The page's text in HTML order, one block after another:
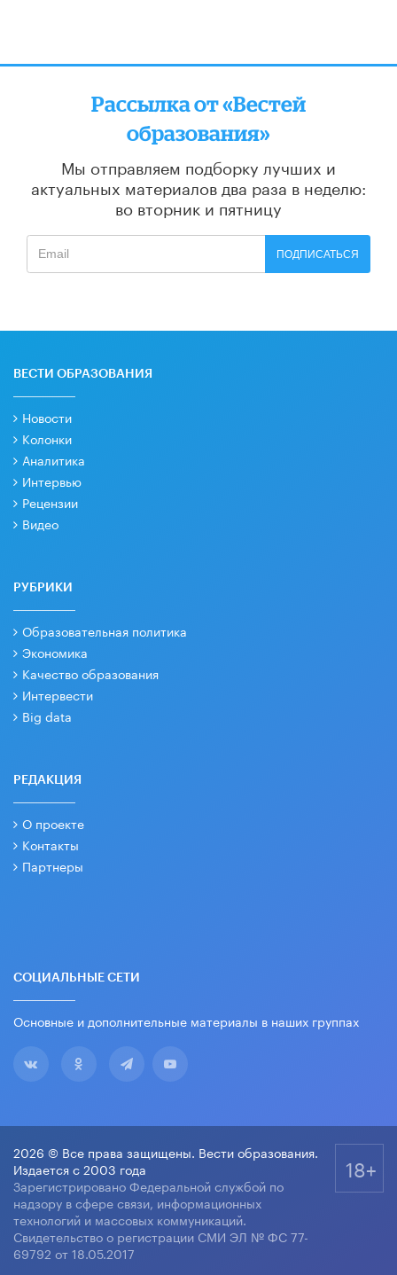
Рассылка от «Вестей
образования»
Мы отправляем подборку лучших и
актуальных материалов два раза в неделю:
во вторник и пятницу
ПОДПИСАТЬСЯ
ВЕСТИ ОБРАЗОВАНИЯ
Новости
Колонки
Аналитика
Интервью
Рецензии
Видео
РУБРИКИ
Образовательная политика
Экономика
Качество образования
Интервести
Big data
РЕДАКЦИЯ
О проекте
Контакты
Партнеры
СОЦИАЛЬНЫЕ СЕТИ
Основные и дополнительные материалы в наших группах
2026 © Все права защищены. Вести образования.
Издается с 2003 года
Зарегистрировано Федеральной службой по
надзору в сфере связи, информационных
технологий и массовых коммуникаций.
Свидетельство о регистрации СМИ ЭЛ № ФС 77-
69792 от 18.05.2017
18+